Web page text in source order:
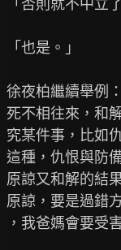
「否則就不中立
「也是。」
徐夜柏繼續舉例
死不相往來，和
究某件事，比如
這種，仇恨與防
原諒又和解的結
原諒，要是過錯
，我爸媽會要受